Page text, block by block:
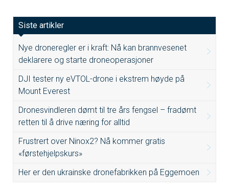
Siste artikler
Nye droneregler er i kraft: Nå kan brannvesenet
deklarere og starte droneoperasjoner
DJI tester ny eVTOL-drone i ekstrem høyde på
Mount Everest
Dronesvindleren dømt til tre års fengsel – fradømt
retten til å drive næring for alltid
Frustrert over Ninox2? Nå kommer gratis
«førstehjelpskurs»
Her er den ukrainske dronefabrikken på Eggemoen